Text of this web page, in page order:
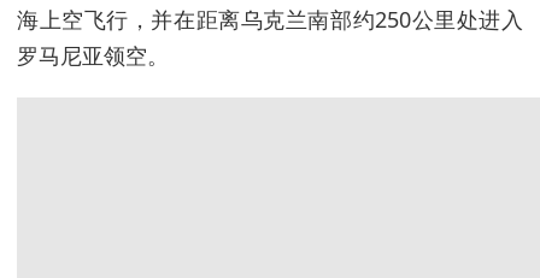
海上空飞行，并在距离乌克兰南部约250公里处进入
罗马尼亚领空。